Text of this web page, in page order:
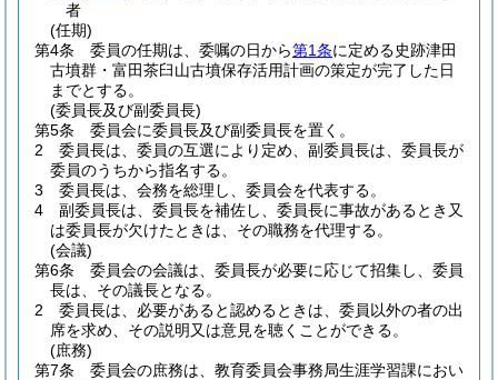
者
(任期)
第4条
委員の任期は、委嘱の日から第1条に定める史跡津田
古墳群・富田茶臼山古墳保存活用計画の策定が完了した日
までとする。
(委員長及び副委員長)
第5条
委員会に委員長及び副委員長を置く。
2
委員長は、委員の互選により定め、副委員長は、委員長が
委員のうちから指名する。
3
委員長は、会務を総理し、委員会を代表する。
4
副委員長は、委員長を補佐し、委員長に事故があるとき又
は委員長が欠けたときは、その職務を代理する。
(会議)
第6条
委員会の会議は、委員長が必要に応じて招集し、委員
長は、その議長となる。
2
委員長は、必要があると認めるときは、委員以外の者の出
席を求め、その説明又は意見を聴くことができる。
(庶務)
第7条
委員会の庶務は、教育委員会事務局生涯学習課におい